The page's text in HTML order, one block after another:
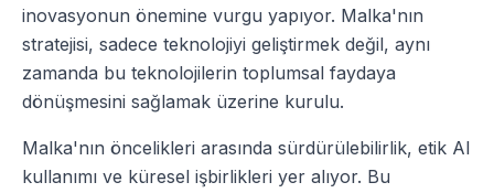
inovasyonun önemine vurgu yapıyor. Malka'nın
stratejisi, sadece teknolojiyi geliştirmek değil, aynı
zamanda bu teknolojilerin toplumsal faydaya
dönüşmesini sağlamak üzerine kurulu.
Malka'nın öncelikleri arasında sürdürülebilirlik, etik AI
kullanımı ve küresel işbirlikleri yer alıyor. Bu